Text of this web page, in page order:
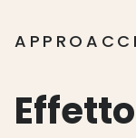
Effetto